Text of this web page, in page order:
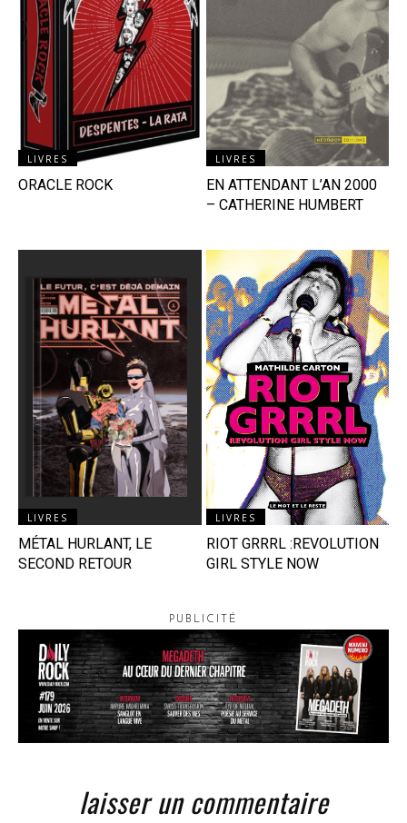
LIVRES
ORACLE ROCK
LIVRES
EN ATTENDANT L’AN 2000
– CATHERINE HUMBERT
LIVRES
MÉTAL HURLANT, LE
SECOND RETOUR
LIVRES
RIOT GRRRL :REVOLUTION
GIRL STYLE NOW
PUBLICITÉ
laisser un commentaire